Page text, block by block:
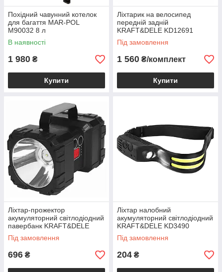
Похідний чавунний котелок
для багаття MAR-POL
M90032 8 л
В наявності
1 980 ₴
Купити
Ліхтарик на велосипед
передній задній
KRAFT&DELE KD12691
Під замовлення
1 560 ₴/комплект
Купити
Ліхтар-прожектор
акумуляторний світлодіодний
павербанк KRAFT&DELE
KD1249
Під замовлення
696 ₴
Ліхтар налобний
акумуляторний світлодіодний
KRAFT&DELE KD3490
Під замовлення
204 ₴